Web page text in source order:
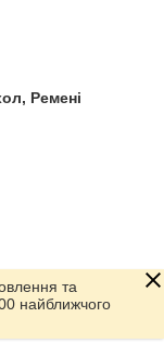
Ремені
та
найближчого